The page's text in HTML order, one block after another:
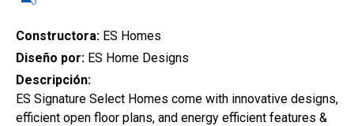
Búsqueda rápida
Ciudad
Constructora: ES Homes
Diseño por: ES Home Designs
Descripción:
ES Signature Select Homes come with innovative designs,
efficient open floor plans, and energy efficient features &